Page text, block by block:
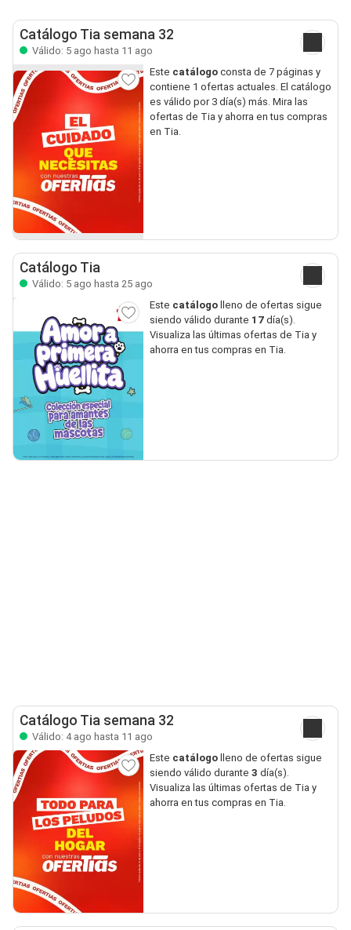
Catálogo Tia semana 32
Válido: 5 ago hasta 11 ago
Este catálogoconsta de 7 páginas y
contiene 1 ofertas actuales. El catálogo
es válido por 3 día(s) más. Mira las
ofertas de Tia y ahorra en tus compras
en Tia.
Catálogo Tia
Válido: 5 ago hasta 25 ago
Este catálogo lleno de ofertas sigue
siendo válido durante 17día(s).
Visualiza las últimas ofertas de Tia y
ahorra en tus compras en Tia.
Catálogo Tia semana 32
Válido: 4 ago hasta 11 ago
Este catálogo lleno de ofertas sigue
siendo válido durante 3 día(s).
Visualiza las últimas ofertas de Tia y
ahorra en tus compras en Tia.